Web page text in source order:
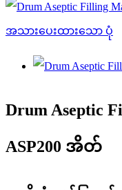
Drum Aseptic
ASP200 အိတ်